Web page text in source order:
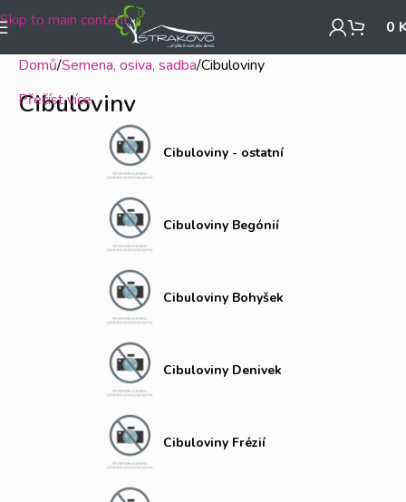
Skip to main content 0
Domů Semena, osiva, sadba Cibuloviny
Cibuloviny
Přečíst více
Cibuloviny - ostatní
Cibuloviny Begónií
Cibuloviny Bohyšek
Cibuloviny Denivek
Cibuloviny Frézií